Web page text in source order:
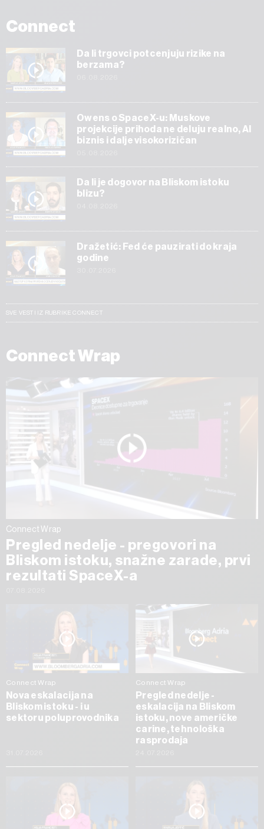
Connect
Da li trgovci potcenjuju rizike na
berzama?
Owens o SpaceX-u: Muskove
projekcije prihoda ne deluju realno, AI
biznis i dalje visokorizičan
Da li je dogovor na Bliskom istoku
blizu?
Dražetić: Fed će pauzirati do kraja
godine
SVE VESTI IZ RUBRIKE CONNECT
Connect Wrap
Connect Wrap
Pregled nedelje - pregovori na
Bliskom istoku, snažne zarade, prvi
rezultati SpaceX-a
Connect Wrap
Nova eskalacija na
Bliskom istoku - i u
sektoru poluprovodnika
Connect Wrap
Pregled nedelje -
eskalacija na Bliskom
istoku, nove američke
carine, tehnološka
rasprodaja